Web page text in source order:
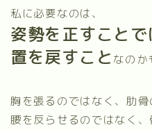
私に必要なのは、
姿勢を正すこと
置を戻すこと なのか
胸を張るのではなく、肋骨
腰を反らせるのではなく、